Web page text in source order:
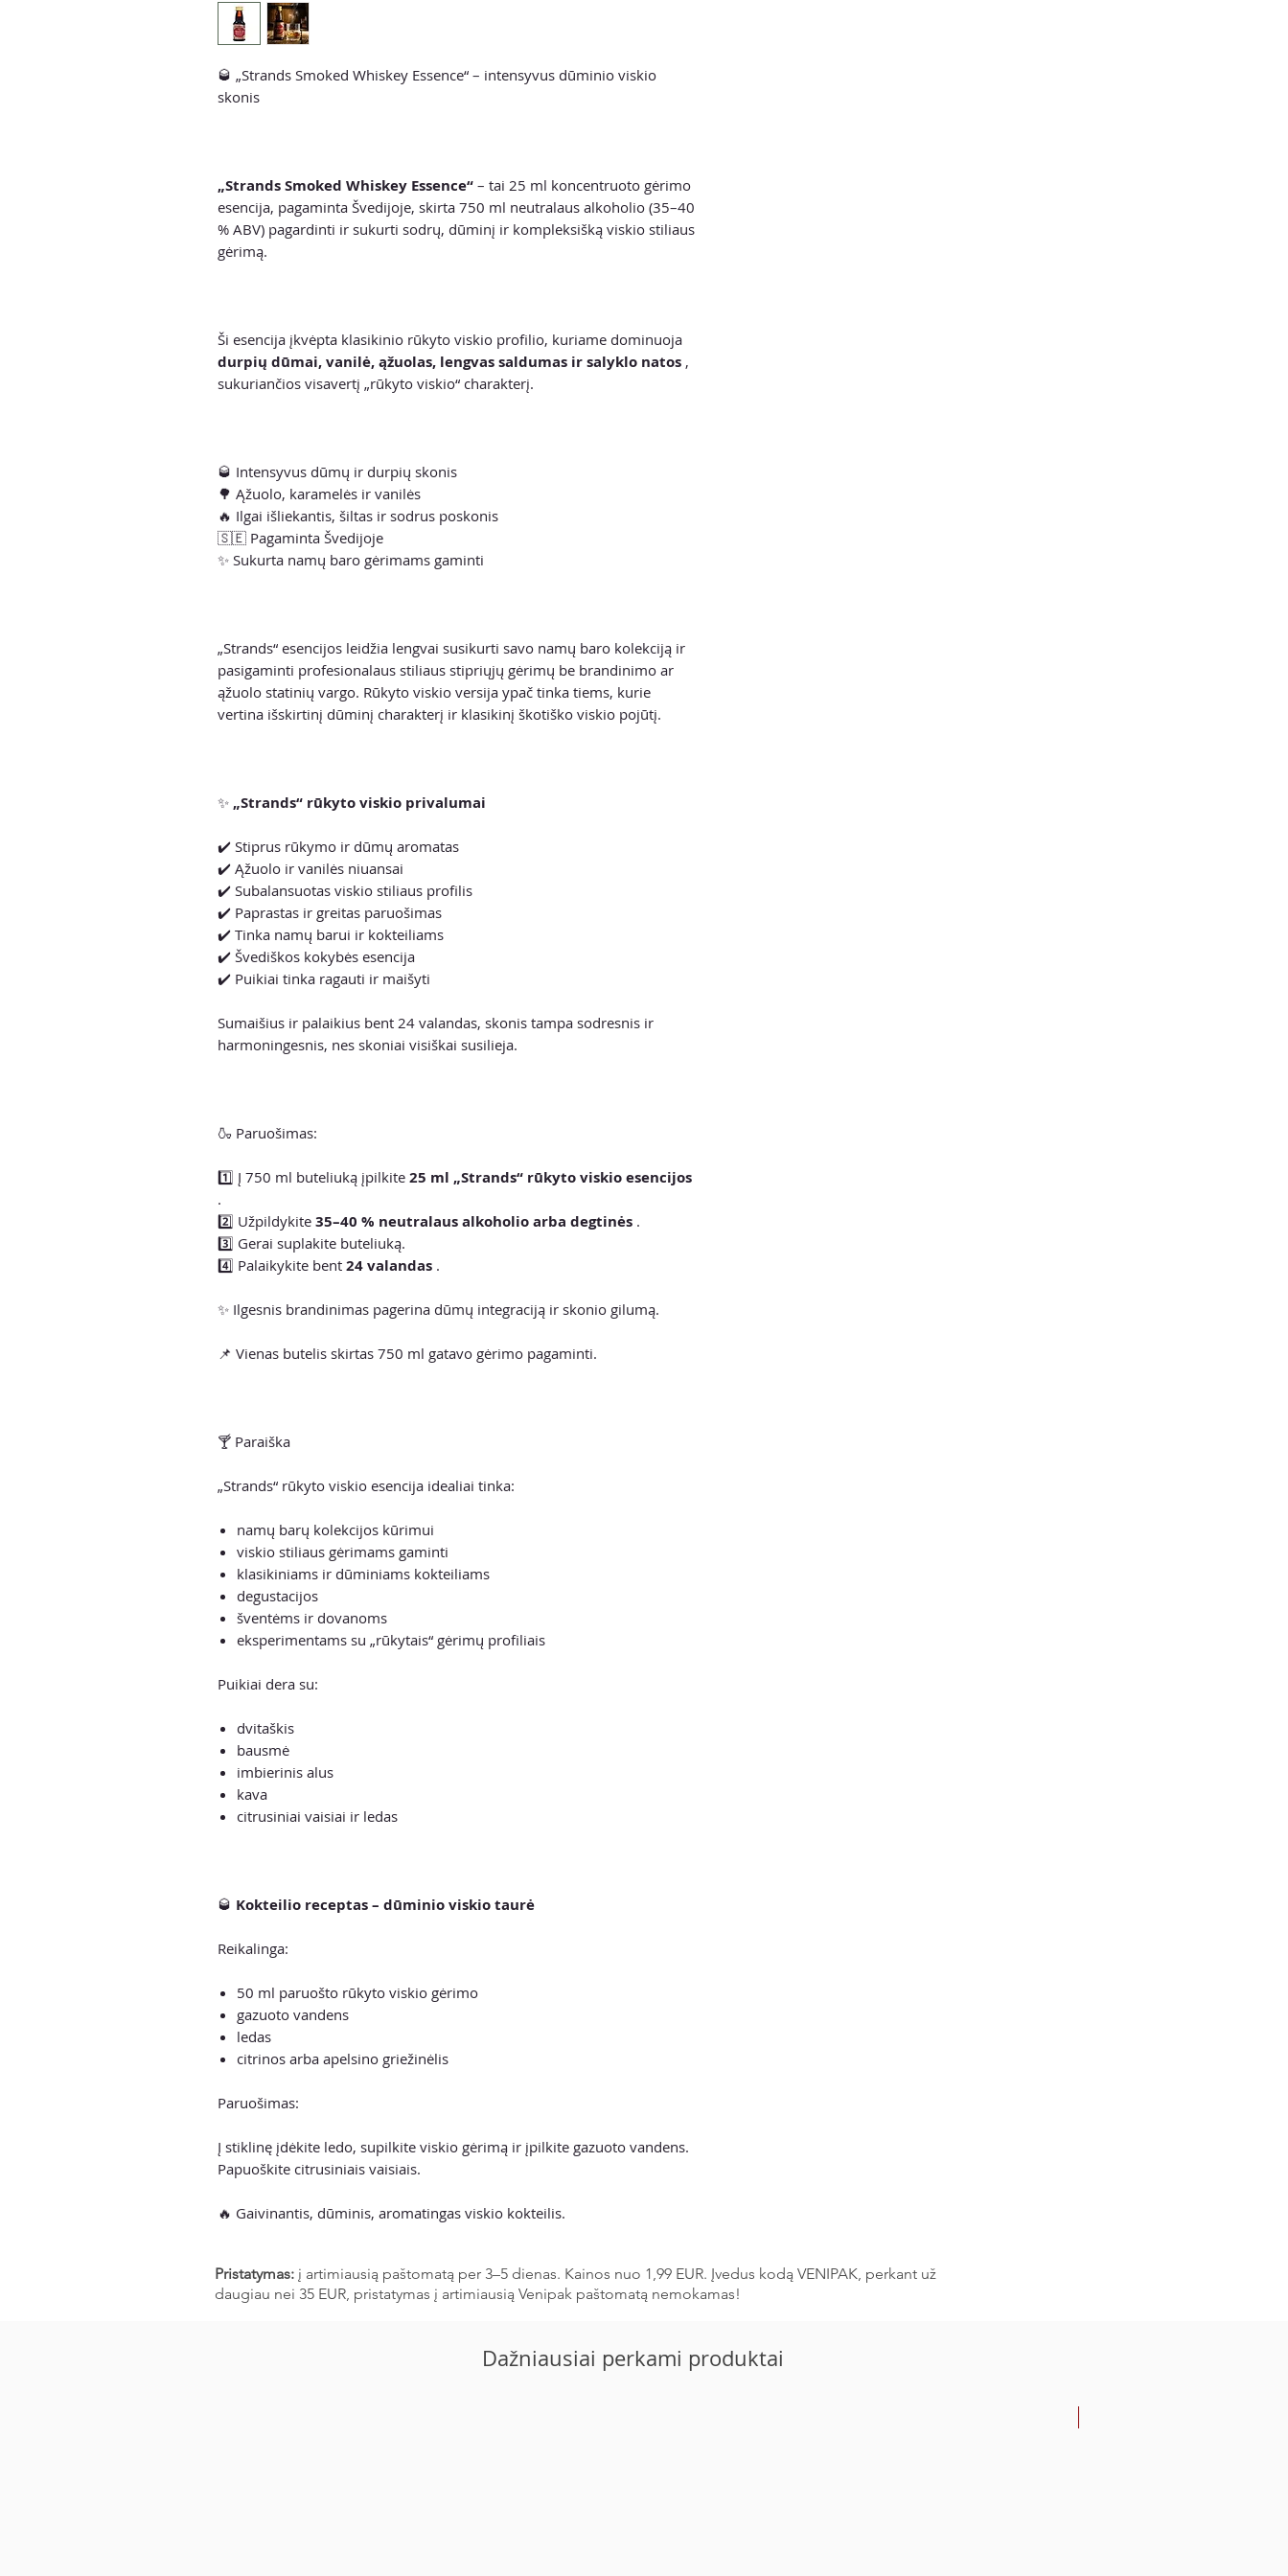
🥃 „Strands Smoked Whiskey Essence“ – intensyvus dūminio viskio
skonis
„Strands Smoked Whiskey Essence“ – tai 25 ml koncentruoto gėrimo
esencija, pagaminta Švedijoje, skirta 750 ml neutralaus alkoholio (35–40
% ABV) pagardinti ir sukurti sodrų, dūminį ir kompleksišką viskio stiliaus
gėrimą.
Ši esencija įkvėpta klasikinio rūkyto viskio profilio, kuriame dominuoja
durpių dūmai, vanilė, ąžuolas, lengvas saldumas ir salyklo natos ,
sukuriančios visavertį „rūkyto viskio“ charakterį.
🥃 Intensyvus dūmų ir durpių skonis
🌳 Ąžuolo, karamelės ir vanilės
🔥 Ilgai išliekantis, šiltas ir sodrus poskonis
🇸🇪 Pagaminta Švedijoje
✨ Sukurta namų baro gėrimams gaminti
„Strands“ esencijos leidžia lengvai susikurti savo namų baro kolekciją ir
pasigaminti profesionalaus stiliaus stipriųjų gėrimų be brandinimo ar
ąžuolo statinių vargo. Rūkyto viskio versija ypač tinka tiems, kurie
vertina išskirtinį dūminį charakterį ir klasikinį škotiško viskio pojūtį.
✨ „Strands“ rūkyto viskio privalumai
✔️ Stiprus rūkymo ir dūmų aromatas
✔️ Ąžuolo ir vanilės niuansai
✔️ Subalansuotas viskio stiliaus profilis
✔️ Paprastas ir greitas paruošimas
✔️ Tinka namų barui ir kokteiliams
✔️ Švediškos kokybės esencija
✔️ Puikiai tinka ragauti ir maišyti
Sumaišius ir palaikius bent 24 valandas, skonis tampa sodresnis ir
harmoningesnis, nes skoniai visiškai susilieja.
🍶 Paruošimas:
1️⃣ Į 750 ml buteliuką įpilkite 25 ml „Strands“ rūkyto viskio esencijos
.
2️⃣ Užpildykite 35–40 % neutralaus alkoholio arba degtinės .
3️⃣ Gerai suplakite buteliuką.
4️⃣ Palaikykite bent 24 valandas .
✨ Ilgesnis brandinimas pagerina dūmų integraciją ir skonio gilumą.
📌 Vienas butelis skirtas 750 ml gatavo gėrimo pagaminti.
🍸 Paraiška
„Strands“ rūkyto viskio esencija idealiai tinka:
namų barų kolekcijos kūrimui
viskio stiliaus gėrimams gaminti
klasikiniams ir dūminiams kokteiliams
degustacijos
šventėms ir dovanoms
eksperimentams su „rūkytais“ gėrimų profiliais
Puikiai dera su:
dvitaškis
bausmė
imbierinis alus
kava
citrusiniai vaisiai ir ledas
🥃 Kokteilio receptas – dūminio viskio taurė
Reikalinga:
50 ml paruošto rūkyto viskio gėrimo
gazuoto vandens
ledas
citrinos arba apelsino griežinėlis
Paruošimas:
Į stiklinę įdėkite ledo, supilkite viskio gėrimą ir įpilkite gazuoto vandens.
Papuoškite citrusiniais vaisiais.
🔥 Gaivinantis, dūminis, aromatingas viskio kokteilis.
Pristatymas: į artimiausią paštomatą per 3–5 dienas. Kainos nuo 1,99 EUR. Įvedus kodą VENIPAK, perkant už
daugiau nei 35 EUR, pristatymas į artimiausią Venipak paštomatą nemokamas!
Dažniausiai perkami produktai